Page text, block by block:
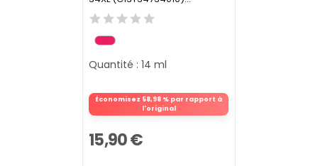
Économisez 58,98 % par rapport à
l'original
Quantité : 14 ml
15,90 €